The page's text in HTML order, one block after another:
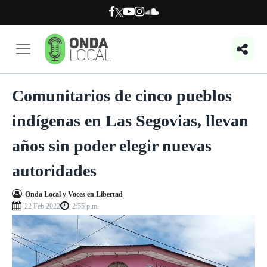
Comunitarios de cinco pueblos
indígenas en Las Segovias, llevan
años sin poder elegir nuevas
autoridades
Onda Local y Voces en Libertad
22 Feb 2022
2:55 p.m.